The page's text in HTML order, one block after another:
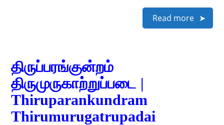
Read more
திருப்பரங்குன்றம்
திருமுருகாற்றுப்படை |
Thiruparankundram
Thirumurugatrupadai